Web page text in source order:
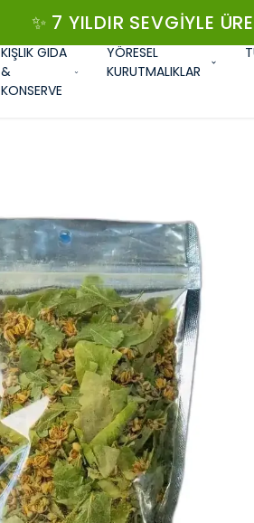
✨ 7 YILDIR SEVGIYLE
KIŞLIK GIDA
&
KONSERVE
YÖRESEL
KURUTMALIKLAR